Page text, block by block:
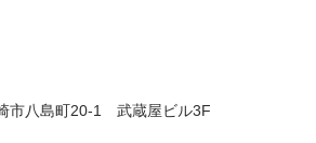
市八島町20-1 武蔵屋ビル3F